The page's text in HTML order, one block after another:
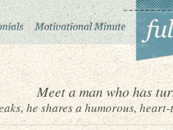
Meet a man who has
he shares a humorous,